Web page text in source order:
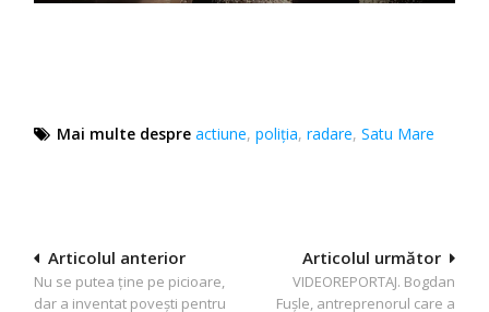
Mai multe despre actiune,poliţia,radare,Satu Mare
Navigare
în
Articolul următor
VIDEOREPORTAJ. Bogdan
Fușle, antreprenorul care a
Articolul anterior
Nu se putea ține pe picioare,
dar a inventat poveşti pentru